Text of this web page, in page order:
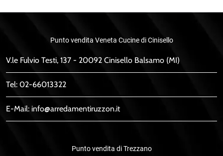
Punto vendita Veneta Cucine di Cinisello
V.le Fulvio Testi, 137 - 20092 Cinisello Balsamo (MI)
Tel: 02-66013322
E-Mail: info@arredamentiruzzon.it
Punto vendita di Trezzano